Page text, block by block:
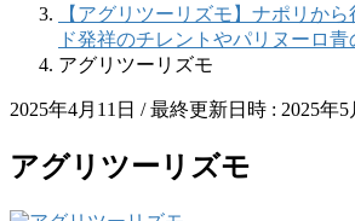
【アグリツーリズモ】ナポリか
ド発祥のチレントやパリヌーロ青
アグリツーリズモ
2025年4月11日 / 最終更新日時 : 2025年5
アグリツーリズモ